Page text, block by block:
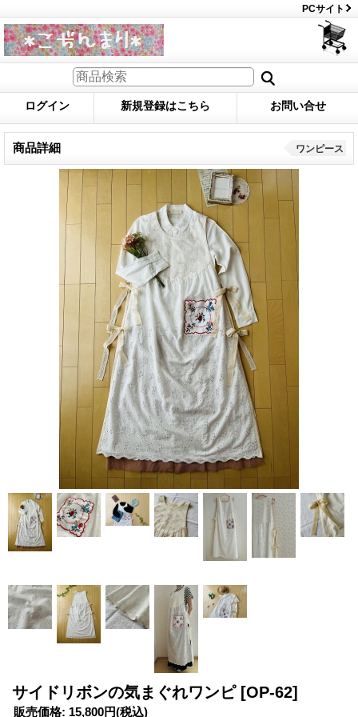
PCサイト
ログイン 新規登録はこちら お問い合せ
商品詳細 ワンピース
サイドリボンの気まぐれワンピ [OP‐62]
販売価格: 15,800円(税込)